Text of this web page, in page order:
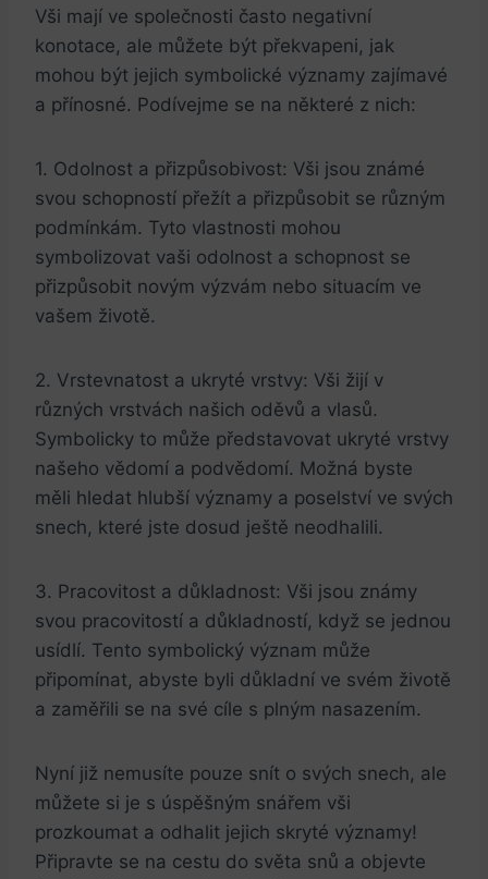
Vši mají ⁤ve společnosti často negativní
konotace, ale můžete‌ být překvapeni, jak
mohou být jejich ⁢symbolické významy zajímavé⁤
a přínosné. Podívejme ⁤se ⁣na⁢ některé z nich:
1. Odolnost a ⁤přizpůsobivost: ⁣Vši⁣ jsou známé
svou schopností přežít ​a přizpůsobit se různým
podmínkám. Tyto⁤ vlastnosti mohou
symbolizovat⁤ vaši odolnost a schopnost ⁢se
přizpůsobit⁣ novým výzvám nebo situacím ve
vašem⁣ životě.
2. Vrstevnatost a ukryté vrstvy: Vši žijí ⁣v‍
různých vrstvách našich⁢ oděvů ‌a vlasů.
Symbolicky ​to může představovat ukryté vrstvy
našeho vědomí a podvědomí. Možná byste
měli hledat hlubší významy a poselství ve⁣ svých‍
snech, které jste dosud ještě neodhalili.
3. ‍Pracovitost a důkladnost: Vši⁤ jsou známy
svou ⁣pracovitostí a důkladností,⁤ když se jednou
usídlí. Tento symbolický význam⁢ může
připomínat, abyste byli důkladní ve svém životě
‍a ⁢zaměřili se na své cíle s plným nasazením.
Nyní již nemusíte‌ pouze ​snít o svých‍ snech, ale
můžete si je s úspěšným snářem vši
prozkoumat ‌a odhalit jejich skryté významy!
Připravte‌ se na ​cestu do světa snů a objevte​